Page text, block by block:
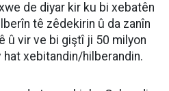
de diyar kir ku bi xebatên
tê zêdekirin û da zanîn
û vir ve bi giştî ji 50 milyon
xebitandin/hilberandin.